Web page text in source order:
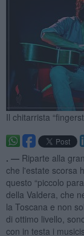
Il chitarrista
. — Riparte alla
che l'estate scorsa
questo “piccolo
della Valdera, che
la Toscana e non
di ottimo livello,
con in testa i